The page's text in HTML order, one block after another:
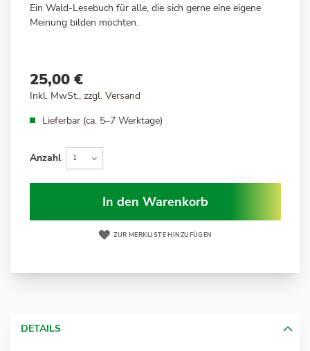
Ein Wald-Lesebuch für alle, die sich gerne eine eigene
Meinung bilden möchten.
25,00 €
Inkl. MwSt., zzgl. Versand
Lieferbar (ca. 5–7 Werktage)
Anzahl
In den Warenkorb
ZUR MERKLISTE HINZUFÜGEN
DETAILS